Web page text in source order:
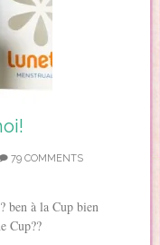
79 COMMENTS
ben à la Cup bien
Cup??